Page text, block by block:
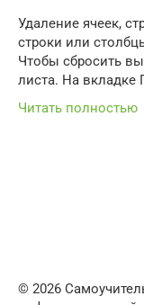
Удаление ячеек,
строки или
Чтобы сбросить
листа. На вкладке
Читать полностью
© 2026